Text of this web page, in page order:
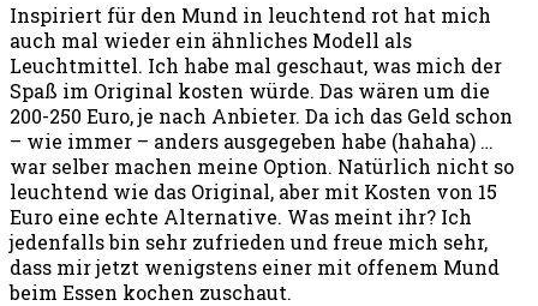
Inspiriert für den Mund in leuchtend rot hat mich
auch mal wieder ein ähnliches Modell als
Leuchtmittel. Ich habe mal geschaut, was mich der
Spaß im Original kosten würde. Das wären um die
200-250 Euro, je nach Anbieter. Da ich das Geld schon
– wie immer – anders ausgegeben habe (hahaha) …
war selber machen meine Option. Natürlich nicht so
leuchtend wie das Original, aber mit Kosten von 15
Euro eine echte Alternative. Was meint ihr? Ich
jedenfalls bin sehr zufrieden und freue mich sehr,
dass mir jetzt wenigstens einer mit offenem Mund
beim Essen kochen zuschaut.